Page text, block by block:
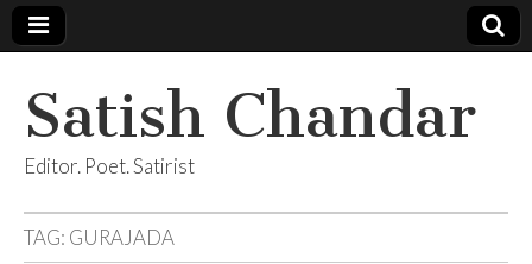
Satish Chandar
Editor. Poet. Satirist
TAG: GURAJADA